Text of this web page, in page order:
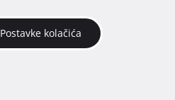
Postavke kolačića